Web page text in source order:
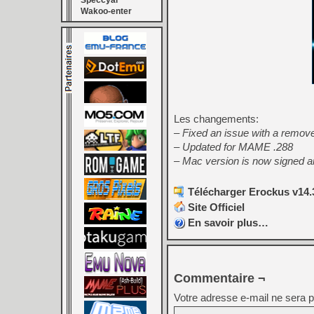
Wakoo-enter
Les changements:
– Fixed an issue with a
– Updated for MAME .288
– Mac version is now signed
Télécharger Erockus
Site Officiel
En savoir plus…
Commentaire ¬
Votre adresse e-mail ne sera